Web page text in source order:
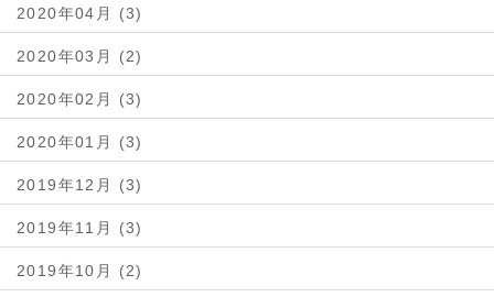
2020年04月 (3)
2020年03月 (2)
2020年02月 (3)
2020年01月 (3)
2019年12月 (3)
2019年11月 (3)
2019年10月 (2)